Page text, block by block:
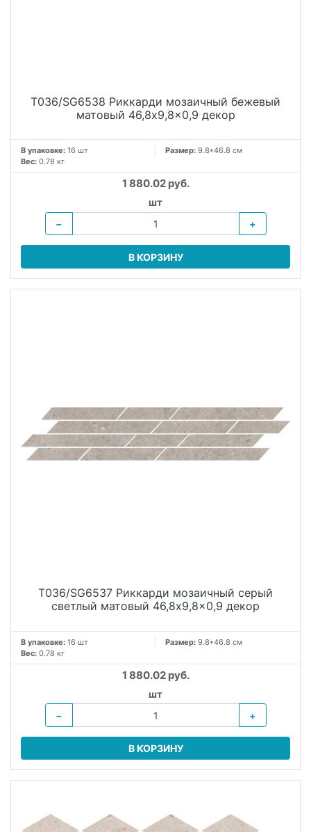
T036/SG6538 Риккарди мозаичный бежевый
матовый 46,8x9,8x0,9 декор
В упаковке: 16 шт Размер: 9.8*46.8 см
Вес: 0.78 кг
1 880.02 руб.
шт
−
+
В КОРЗИНУ
T036/SG6537 Риккарди мозаичный серый
светлый матовый 46,8x9,8x0,9 декор
В упаковке: 16 шт Размер: 9.8*46.8 см
Вес: 0.78 кг
1 880.02 руб.
шт
−
+
В КОРЗИНУ